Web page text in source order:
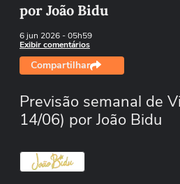
por João Bidu
6 jun 2026- 05h59
Exibir comentários
Compartilhar
Previsão semanal de
14/06) por João Bidu